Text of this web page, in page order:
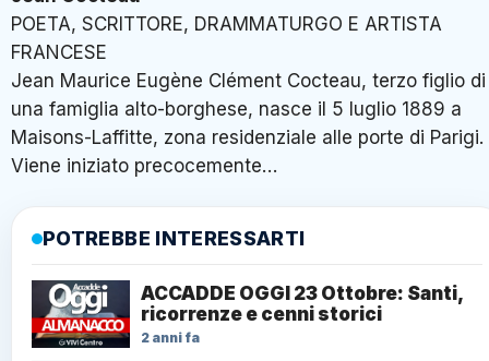
POETA, SCRITTORE, DRAMMATURGO E ARTISTA
FRANCESE
Jean Maurice Eugène Clément Cocteau, terzo figlio di
una famiglia alto-borghese, nasce il 5 luglio 1889 a
Maisons-Laffitte, zona residenziale alle porte di Parigi.
Viene iniziato precocemente…
POTREBBE INTERESSARTI
ACCADDE OGGI 23 Ottobre: Santi,
ricorrenze e cenni storici
2 anni fa